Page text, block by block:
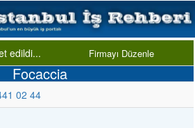
edildi... Firmayı Düzenle
Focaccia
02 44